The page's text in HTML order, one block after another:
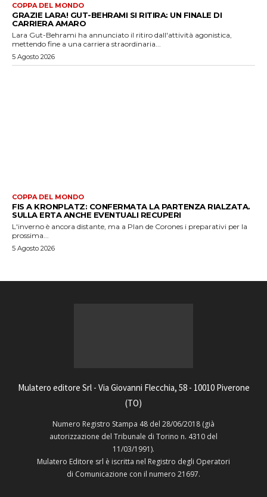
COPPA DEL MONDO
GRAZIE LARA! GUT-BEHRAMI SI RITIRA: UN FINALE DI
CARRIERA AMARO
Lara Gut-Behrami ha annunciato il ritiro dall'attività agonistica,
mettendo fine a una carriera straordinaria...
5 Agosto 2026
COPPA DEL MONDO
FIS A KRONPLATZ: CONFERMATA LA PARTENZA RIALZATA.
SULLA ERTA ANCHE EVENTUALI RECUPERI
L'inverno è ancora distante, ma a Plan de Corones i preparativi per la
prossima...
5 Agosto 2026
Mulatero editore Srl - Via Giovanni Flecchia, 58 - 10010 Piverone
(TO)
Numero Registro Stampa 48 del 28/06/2018 (già
autorizzazione del Tribunale di Torino n. 4310 del
11/03/1991).
Mulatero Editore srl è iscritta nel Registro degli Operatori
di Comunicazione con il numero 21697.